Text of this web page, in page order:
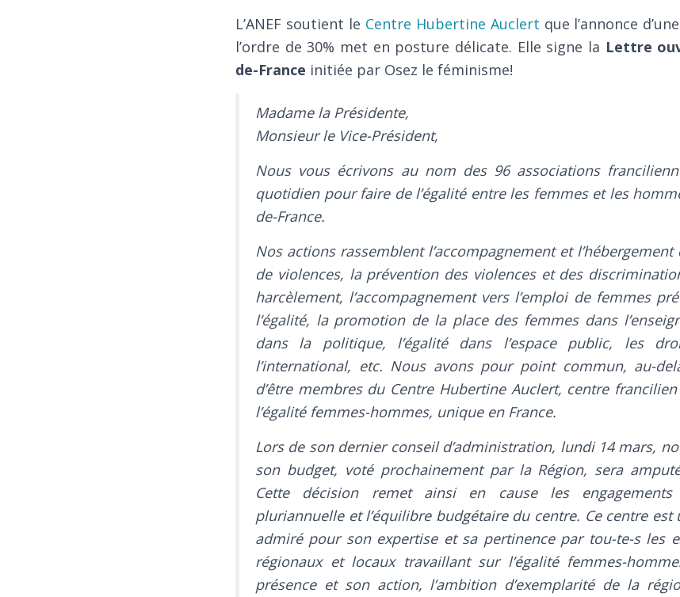
L’ANEF soutient le Centre Hubertine Auclert que l’annonce
l’ordre de 30% met en posture délicate. Elle signe la Lettre
de-France initiée par Osez le féminisme!
Madame la Présidente,
Monsieur le Vice-Président,
Nous vous écrivons au nom des 96 associations
quotidien pour faire de l’égalité entre les femmes et les
de-France.
Nos actions rassemblent l’accompagnement et
de violences, la prévention des violences et des
harcèlement, l’accompagnement vers l’emploi de femmes
l’égalité, la promotion de la place des femmes dans
dans la politique, l’égalité dans l’espace public, les
l’international, etc. Nous avons pour point commun, au-
d’être membres du Centre Hubertine Auclert, centre
l’égalité femmes-hommes, unique en France.
Lors de son dernier conseil d’administration, lundi 14 mars,
son budget, voté prochainement par la Région, sera
Cette décision remet ainsi en cause les
pluriannuelle et l’équilibre budgétaire du centre. Ce centre est
admiré pour son expertise et sa pertinence par tou-te-s les
régionaux et locaux travaillant sur l’égalité femmes-
présence et son action, l’ambition d’exemplarité de la